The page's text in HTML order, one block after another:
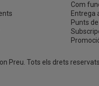
Com
Entrega
Punts
Preu. Tots els drets reservats